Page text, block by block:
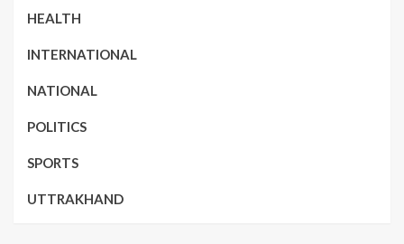
HEALTH
INTERNATIONAL
NATIONAL
POLITICS
SPORTS
UTTRAKHAND